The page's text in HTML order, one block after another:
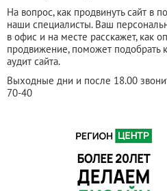
На вопрос, как продвинуть сайт в
наши специалисты. Ваш
в офис и на месте расскажет, как
продвижение, поможет подобрать
аудит сайта.
Выходные дни и после 18.00
70-40